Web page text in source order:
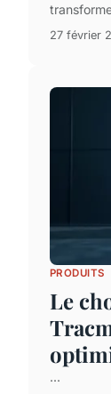
27 février
PRODUITS
Le
...